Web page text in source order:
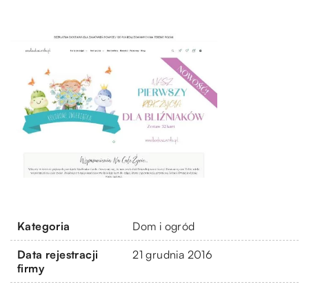
Kategoria Dom i ogród
Data rejestracji
firmy
21 grudnia 2016